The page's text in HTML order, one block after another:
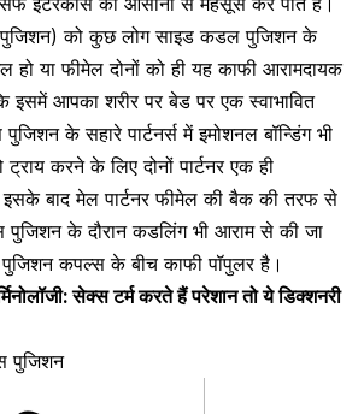
को कुछ लोग साइडकडल पुजिशन के
हो या फीमेल दोनों को ही यह काफी आरामदायक
इसमें आपका शरीर पर बेड पर एक स्वाभावित
के सहारे पार्टनर्स में इमोशनल बॉन्डिंग भी
करने के लिए दोनों पार्टनर एक ही
बाद मेल पार्टनर फीमेल की बैक की तरफ से
पुजिशन के दौरान कडलिंग भी आराम से की जा
कपल्स के बीच काफी पॉपुलर है।
सेक्स टर्म करते हैं परेशान तो ये डिक्शनरी
पुजिशन